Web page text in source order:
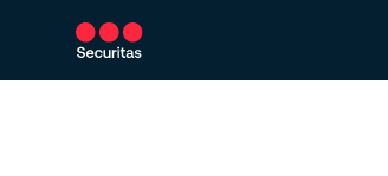
Usluge Naša rješenja